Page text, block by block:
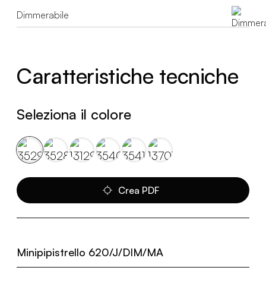
Dimmerabile
Caratteristiche tecniche
Seleziona il colore
Crea PDF
Minipipistrello 620/J/DIM/MA